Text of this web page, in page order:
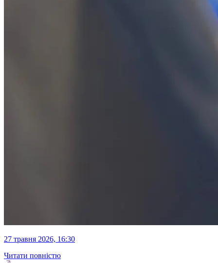
27 травня 2026, 16:30
Читати повністю